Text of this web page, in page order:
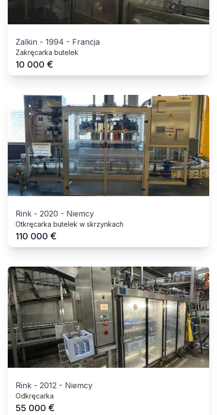
Zalkin - 1994 - Francja
Zakręcarka butelek
10 000 €
Rink - 2020 - Niemcy
Otkręcarka butelek w skrzynkach
110 000 €
Rink - 2012 - Niemcy
Odkręcarka
55 000 €